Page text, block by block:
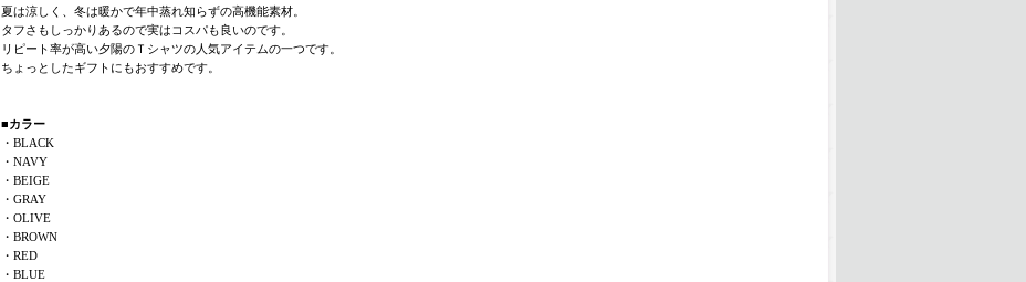
夏は涼しく、冬は暖かで年中蒸れ知らずの高機能素材。
タフさもしっかりあるので実はコスパも良いのです。
リピート率が高い夕陽のＴシャツの人気アイテムの一つです。
ちょっとしたギフトにもおすすめです。
■カラー
・BLACK
・NAVY
・BEIGE
・GRAY
・OLIVE
・BROWN
・RED
・BLUE